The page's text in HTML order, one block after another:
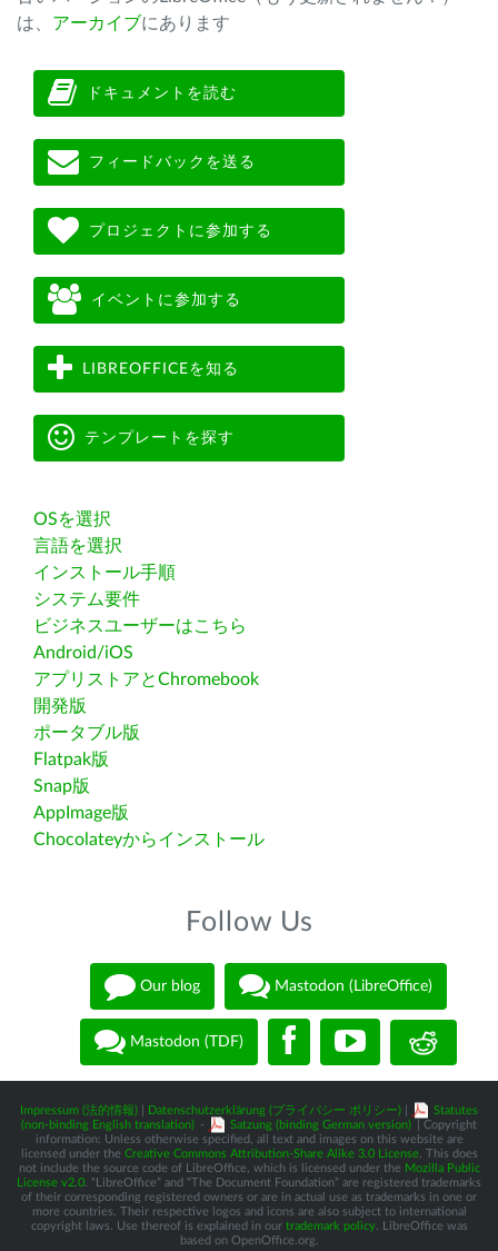
は、 アーカイブにあります
ドキュメントを読む
フィードバックを送る
プロジェクトに参加する
イベントに参加する
LIBREOFFICEを知る
テンプレートを探す
OSを選択
言語を選択
インストール手順
システム要件
ビジネスユーザーはこちら
Android/iOS
アプリストアとChromebook
開発版
ポータブル版
Flatpak版
Snap版
AppImage版
Chocolateyからインストール
Follow Us
Our blog Mastodon (LibreOffice)
Mastodon (TDF)
Impressum (法的情報) Datenschutzerklärung (プライバシー ポリシー)
Statutes
(non-binding English translation) - Satzung (binding German version)
| Copyright
information: Unless otherwise specified, all text and images on this website are
licensed under the Creative Commons Attribution-Share Alike 3.0 License. This does
not include the source code of LibreOffice, which is licensed under the Mozilla Public
License v2.0 . “LibreOffice” and “The Document Foundation” are registered trademarks
of their corresponding registered owners or are in actual use as trademarks in one or
more countries. Their respective logos and icons are also subject to international
copyright laws. Use thereof is explained in our trademark policy. LibreOffice was
based on OpenOffice.org.